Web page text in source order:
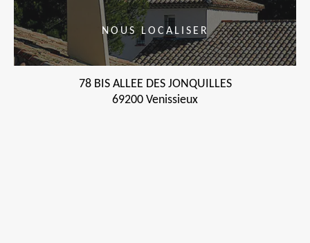
NOUS LOCALISER
78 BIS ALLEE DES JONQUILLES
69200 Venissieux